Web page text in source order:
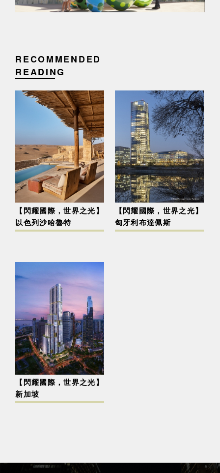
RECOMMENDED
READING
【閃耀國際，世界之光】
以色列沙哈魯特
【閃耀國際，世界之光】
匈牙利布達佩斯
【閃耀國際，世界之光】
新加坡